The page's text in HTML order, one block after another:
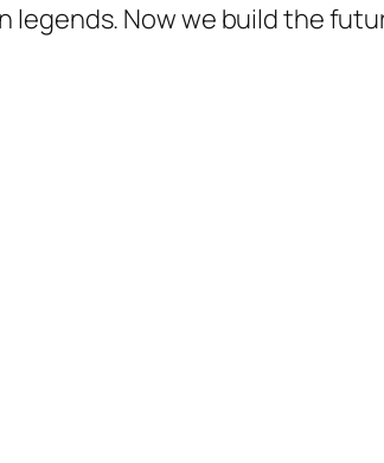
legends. Now we build the